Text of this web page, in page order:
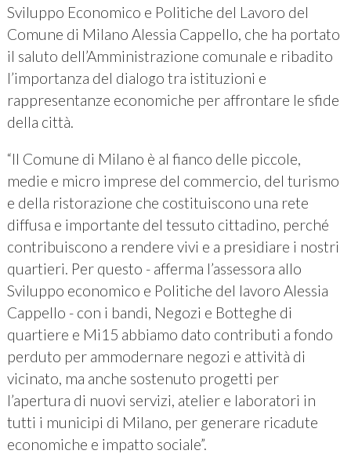
Sviluppo Economico e Politiche del Lavoro del
Comune di Milano Alessia Cappello, che ha portato
il saluto dell’Amministrazione comunale e ribadito
l’importanza del dialogo tra istituzioni e
rappresentanze economiche per affrontare le sfide
della città.
“Il Comune di Milano è al fianco delle piccole,
medie e micro imprese del commercio, del turismo
e della ristorazione che costituiscono una rete
diffusa e importante del tessuto cittadino, perché
contribuiscono a rendere vivi e a presidiare i nostri
quartieri. Per questo - afferma l’assessora allo
Sviluppo economico e Politiche del lavoro Alessia
Cappello - con i bandi, Negozi e Botteghe di
quartiere e Mi15 abbiamo dato contributi a fondo
perduto per ammodernare negozi e attività di
vicinato, ma anche sostenuto progetti per
l’apertura di nuovi servizi, atelier e laboratori in
tutti i municipi di Milano, per generare ricadute
economiche e impatto sociale”.